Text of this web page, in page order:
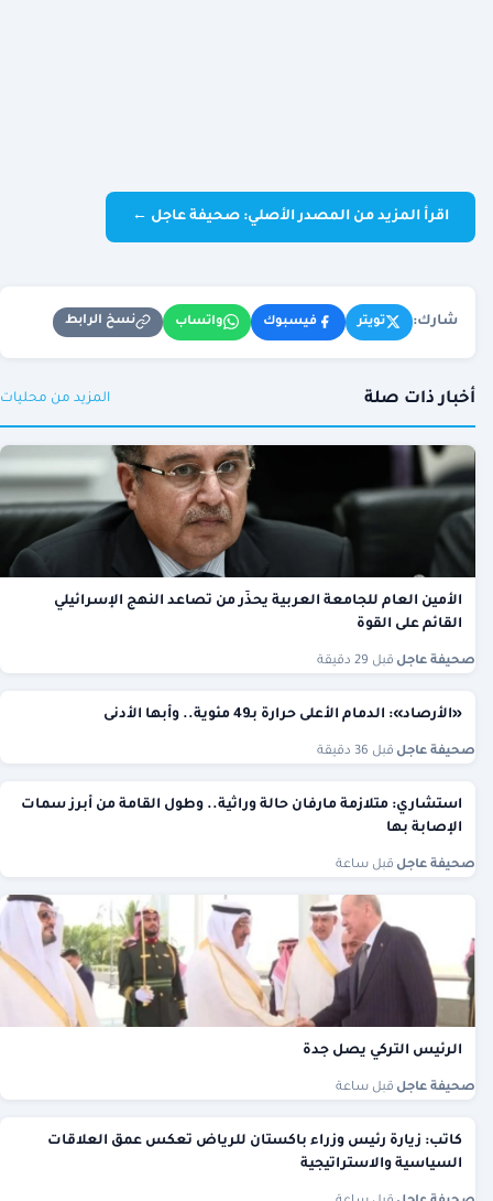
اقرأ المزيد من المصدر الأصلي: صحيفة عاجل ←
شارك: تويتر فيسبوك واتساب نسخ الرابط
أخبار ذات صلة المزيد من محليات
الأمين العام للجامعة العربية يحذّر من تصاعد النهج الإسرائيلي
القائم على القوة
صحيفة عاجل قبل 29 دقيقة
«الأرصاد»: الدمام الأعلى حرارة بـ49 مئوية.. وأبها الأدنى
صحيفة عاجل قبل 36 دقيقة
استشاري: متلازمة مارفان حالة وراثية.. وطول القامة من أبرز سمات
الإصابة بها
صحيفة عاجل قبل ساعة
الرئيس التركي يصل جدة
صحيفة عاجل قبل ساعة
كاتب: زيارة رئيس وزراء باكستان للرياض تعكس عمق العلاقات
السياسية والاستراتيجية